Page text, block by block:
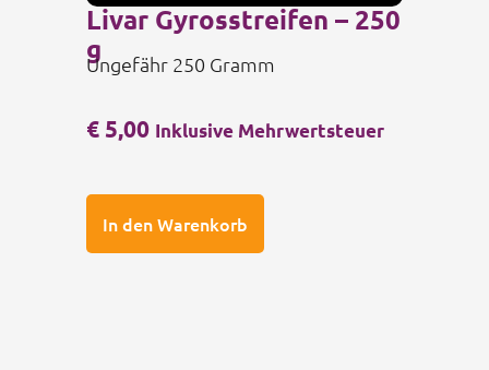
€5,00 Inklusive Mehrwertsteuer
In den Warenkorb
Livar Gyrosstreifen – 250
g
Ungefähr 250 Gramm